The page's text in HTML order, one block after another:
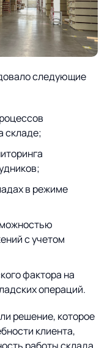
следующие
складе;
в режиме
с учетом
фактора на
операций.
решение, которое
клиента,